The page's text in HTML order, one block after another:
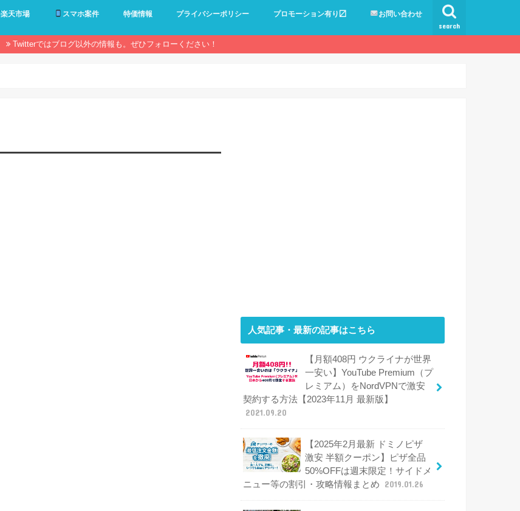
search
楽天市場 スマホ案件 特価情報 プライバシーポリシー プロモーション有り〼 お問い合わせ
Twitterではブログ以外の情報も。ぜひフォローください！
人気記事・最新の記事はこちら
【月額408円 ウクライナが世界
一安い】YouTube Premium（プ
レミアム）をNordVPNで激安
契約する方法【2023年11月 最新版】
2021.09.20
【2025年2月最新 ドミノピザ
激安 半額クーポン】ピザ全品
50%OFFは週末限定！サイドメ
ニュー等の割引・攻略情報まとめ
2019.01.26